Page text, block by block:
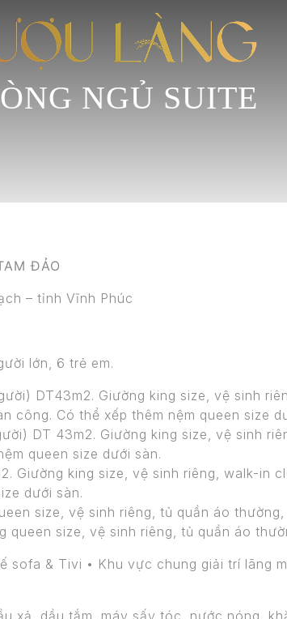
NGỦ SUITE
ĐẢO
– tỉnh Vĩnh Phúc
lớn, 6 trẻ em.
DT43m2. Giường king size, vệ sinh
công. Có thể xếp thêm nệm queen size
DT 43m2. Giường king size, vệ sinh
queen size dưới sàn.
Giường king size, vệ sinh riêng, walk-in
dưới sàn.
size, vệ sinh riêng, tủ quần áo
queen size, vệ sinh riêng, tủ quần áo
sofa & Tivi • Khu vực chung giải trí lãng
xả, dầu tắm, máy sấy tóc, nước nóng,